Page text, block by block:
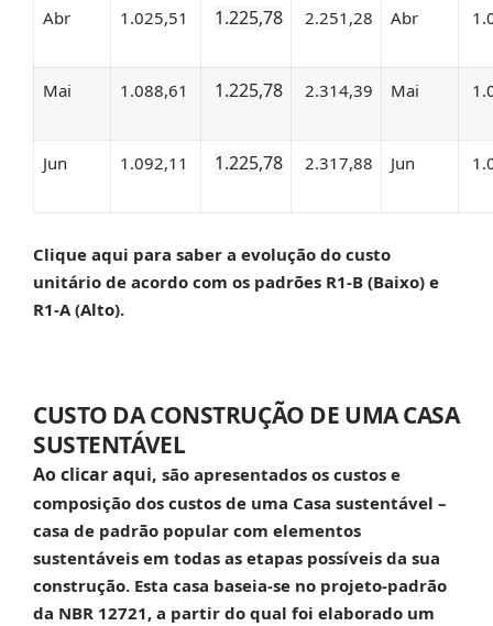
Abr 1.025,51 1.225,78 2.251,28 Abr
Mai 1.088,61 1.225,78 2.314,39 Mai
Jun 1.092,11 1.225,78 2.317,88 Jun
Clique aqui para saber a evolução do custo
unitário de acordo com os padrões R1-B (Baixo) e
R1-A (Alto).
CUSTO DA CONSTRUÇÃO DE UMA CASA
SUSTENTÁVEL
Ao clicar aqui, são apresentados os custos e
composição dos custos de uma Casa sustentável –
casa de padrão popular com elementos
sustentáveis em todas as etapas possíveis da sua
construção. Esta casa baseia-se no projeto-padrão
da NBR 12721, a partir do qual foi elaborado um